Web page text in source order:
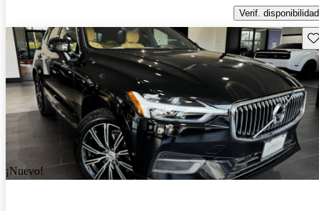
Verif. disponibilidad
¡Nuevo!